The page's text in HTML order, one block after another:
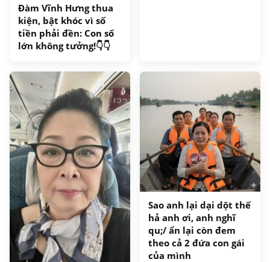
Đàm Vĩnh Hưng thua
kiện, bật khóc vì số
tiền phải đền: Con số
lớn không tưởng!👇👇
Sao anh lại dại dột thế
hả anh ơi, anh nghĩ
qu;/ ẩn lại còn đem
theo cả 2 đứa con gái
của mình